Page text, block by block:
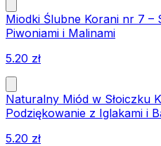
Miodki Ślubne Korani nr 7 –
Piwoniami i Malinami
5.20 zł
Naturalny Miód w Słoiczku
Podziękowanie z Iglakami i
5.20 zł